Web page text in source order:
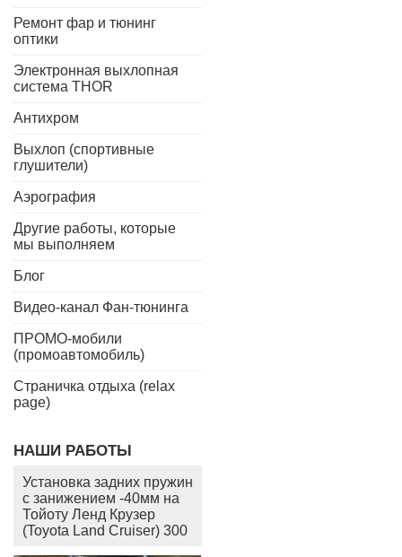
Ремонт фар и тюнинг
оптики
Электронная выхлопная
система THOR
Антихром
Выхлоп (спортивные
глушители)
Аэрография
Другие работы, которые
мы выполняем
Блог
Видео-канал Фан-тюнинга
ПРОМО-мобили
(промоавтомобиль)
Страничка отдыха (relax
page)
НАШИ РАБОТЫ
Установка задних пружин
с занижением -40мм на
Тойоту Ленд Крузер
(Toyota Land Cruiser) 300